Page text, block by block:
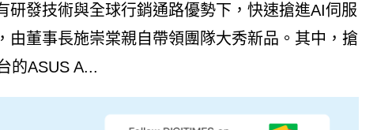
研發技術與全球行銷通路優勢下，快速搶進AI伺服
由董事長施崇棠親自帶領團隊大秀新品。其中，搶
的ASUS A...